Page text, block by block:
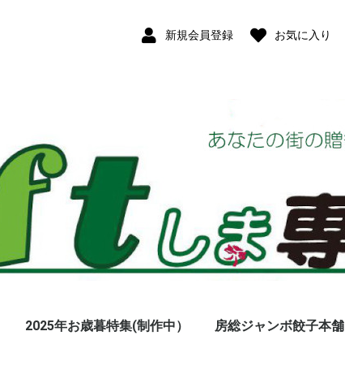
新規会員登録 お気に入り
2025年お歳暮特集(制作中） 房総ジャンボ餃子本舗